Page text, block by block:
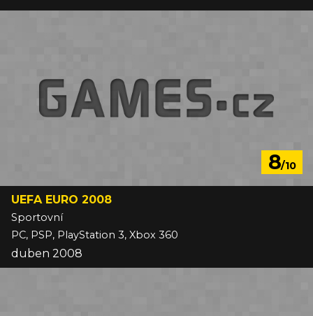
8/10
UEFA EURO 2008
Sportovní
PC, PSP, PlayStation 3, Xbox 360
duben 2008